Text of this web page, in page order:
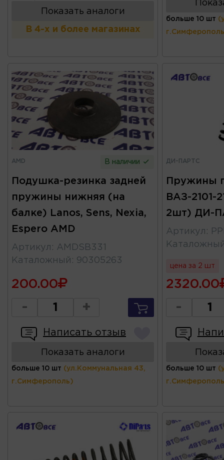
Показать аналоги
В 4-х и более магазинах
больше 10 шт
AMD В наличии
Подушка-резинка задней
пружины нижняя (на
балке) Lanos, Sens, Nexia,
Espero AMD
Артикул : AMDSB331
Каталожный : 90305263
200.00
- +
Написать отзыв
Показать аналоги
больше 10 шт (ул.Коммунальная 43,
г.Симферополь)
ДИ-ПАРТС
Пружины
ВАЗ-2101-
2шт) ДИ-
Артикул :
цена за 2 шт
2320.00
-
больше 10 шт